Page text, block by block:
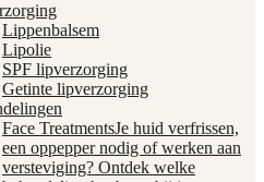
Lippenbalsem
Lipolie
SPF lipverzorging
Getinte lipverzorging
Face TreatmentsJe huid verfrissen,
een oppepper nodig of werken aan
versteviging? Ontdek welke